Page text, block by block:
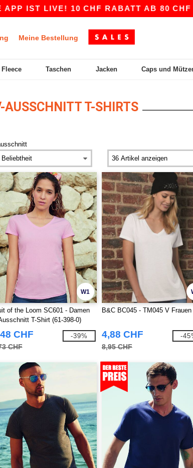
10 CHF RABATT AB 80 CHF MIT
Meine Bestellung
Taschen Jacken Caps und
AUSSCHNITT T-SHIRTS
W1
of the Loom SC601 - Damen
T-Shirt (61-398-0)
CHF
CHF
-39%
B&C BC045 - TM045 V Frauen
4,88 CHF
8,95 CHF
-